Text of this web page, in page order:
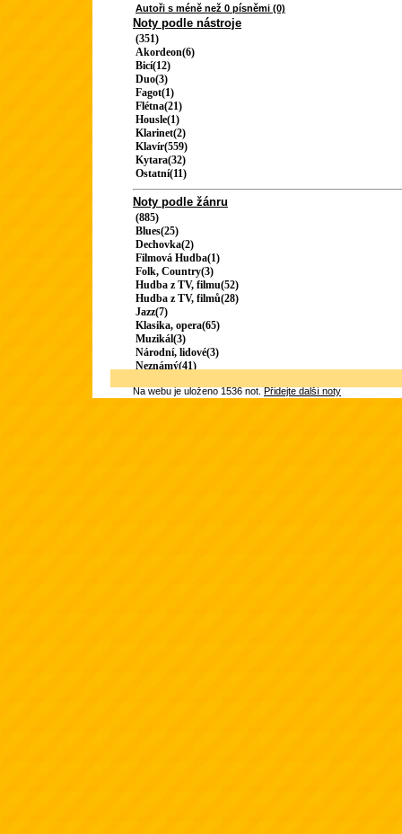
Autoři s méně než 0 písněmi (0)
Noty podle nástroje
(351)
Akordeon(6)
Bicí(12)
Duo(3)
Fagot(1)
Flétna(21)
Housle(1)
Klarinet(2)
Klavír(559)
Kytara(32)
Ostatní(11)
Noty podle žánru
(885)
Blues(25)
Dechovka(2)
Filmová Hudba(1)
Folk, Country(3)
Hudba z TV, filmu(52)
Hudba z TV, filmů(28)
Jazz(7)
Klasika, opera(65)
Muzikál(3)
Národní, lidové(3)
Neznámý(41)
Na webu je uloženo 1536 not.Přidejte další noty